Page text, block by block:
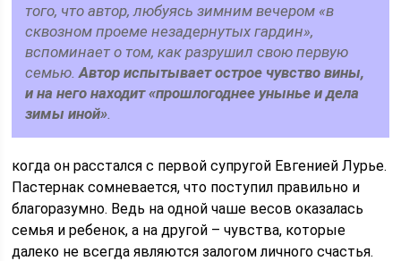
того, что автор, любуясь зимним вечером «в
сквозном проеме незадернутых гардин»,
вспоминает о том, как разрушил свою первую
семью.Автор испытывает острое чувство вины,
и на него находит «прошлогоднее унынье и дела
зимы иной».
когда он расстался с первой супругой Евгенией Лурье.
Пастернак сомневается, что поступил правильно и
благоразумно. Ведь на одной чаше весов оказалась
семья и ребенок, а на другой – чувства, которые
далеко не всегда являются залогом личного счастья.